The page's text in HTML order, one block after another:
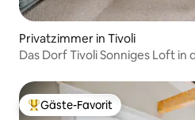
Privatzimmer in Tivoli
Das Dorf Tivoli
Beliebter Gäste-Favorit.
Gäste-Favorit